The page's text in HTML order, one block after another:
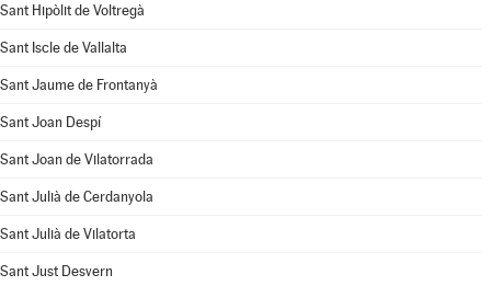
Sant Hipòlit de Voltregà
Sant Iscle de Vallalta
Sant Jaume de Frontanyà
Sant Joan Despí
Sant Joan de Vilatorrada
Sant Julià de Cerdanyola
Sant Julià de Vilatorta
Sant Just Desvern